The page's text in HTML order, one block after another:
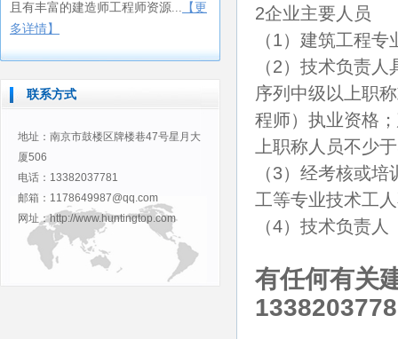
且有丰富的建造师工程师资源... 【更
多详情】
联系方式
地址：南京市鼓楼区牌楼巷47号星月大
厦506
电话：13382037781
邮箱：1178649987@qq.com
网址：http://www.huntingtop.com
2企业主要人员
（1）建筑工程
（2）技术负责
序列中级以上职
程师）执业资格
上职称人员不少
（3）经考核或
工等专业技术工
（4）技术负责
有任何有关